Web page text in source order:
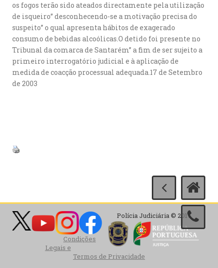
os fogos terão sido ateados directamente pela utilização
de isqueiro” desconhecendo-se a motivação precisa do
suspeito” o qual apresenta hábitos de exagerado
consumo de bebidas alcoólicas.O detido foi presente no
Tribunal da comarca de Santarém” a fim de ser sujeito a
primeiro interrogatório judicial e à aplicação de
medida de coacção processual adequada.17 de Setembro
de 2003
Polícia Judiciária © 2017
Condições
Legais e
Termos de Privacidade